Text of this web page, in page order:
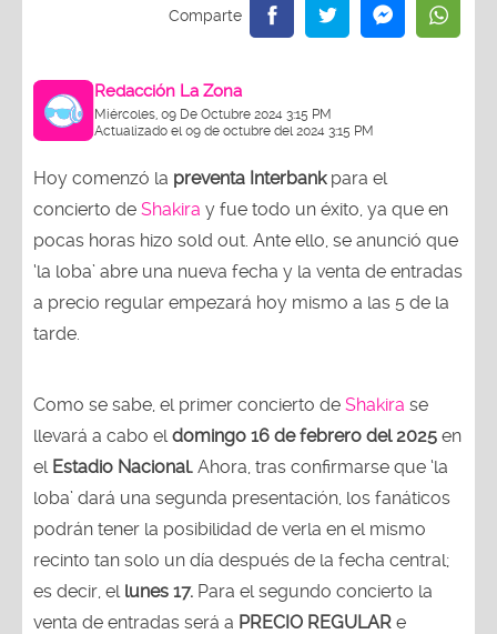
Redacción La Zona
Miércoles, 09 De Octubre 2024 3:15 PM
Actualizado el 09 de octubre del 2024 3:15 PM
Hoy comenzó la preventa Interbankpara el
concierto de Shakira y fue todo un éxito, ya que en
pocas horas hizo sold out. Ante ello, se anunció que
‘la loba’ abre una nueva fecha y la venta de entradas
a precio regular empezará hoy mismo a las 5 de la
tarde.
Como se sabe, el primer concierto de Shakira se
llevará a cabo el domingo 16 de febrero del 2025 en
el Estadio Nacional. Ahora, tras confirmarse que ‘la
loba’ dará una segunda presentación, los fanáticos
podrán tener la posibilidad de verla en el mismo
recinto tan solo un día después de la fecha central;
es decir, el lunes 17. Para el segundo concierto la
venta de entradas será a PRECIO REGULAR e